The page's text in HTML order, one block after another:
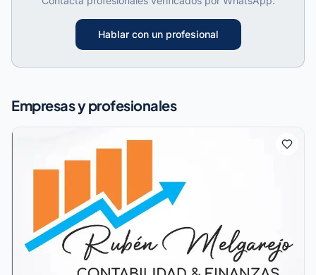
Hablar con un profesional
Empresas y profesionales